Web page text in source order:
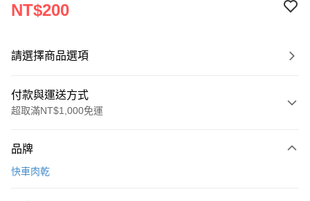
NT$200
請選擇商品選項
付款與運送方式
超取滿NT$1,000免運
信用卡一次付款
品牌
快車肉乾